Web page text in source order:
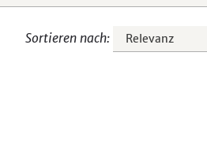
Sortieren nach